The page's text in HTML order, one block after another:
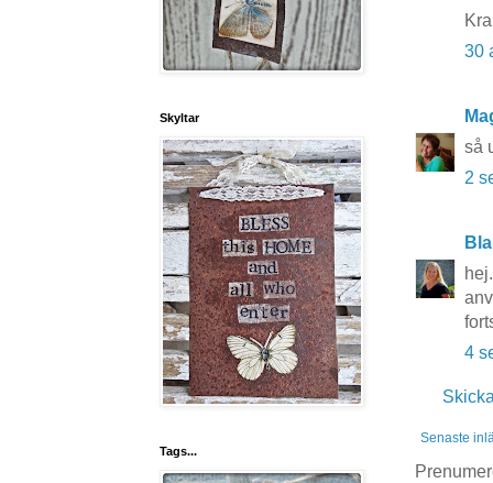
30
så
2
4
Senaste
Skyltar
Tags...